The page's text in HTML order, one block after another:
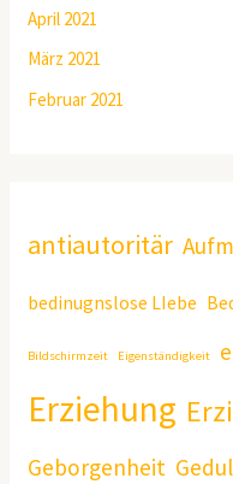
April 2021
März 2021
Februar 2021
antiautoritär
bedinugnslose LIebe
Bildschirmzeit Eigenständigkeit
Erziehung
Geborgenheit